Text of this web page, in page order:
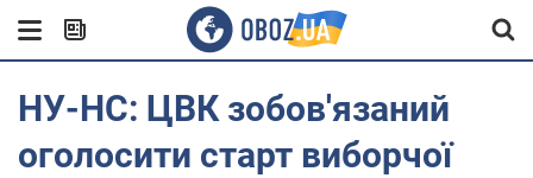
НУ-НС: ЦВК зобов'язаний
оголосити старт виборчої